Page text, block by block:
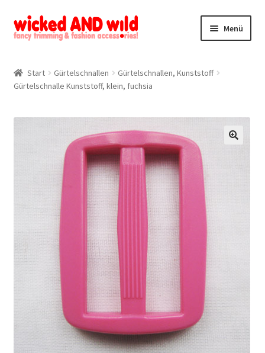
Zur
Navigation
Zum
Inhalt
Menü
Kategorien
Mein Konto
Start Gürtelschnallen
Gürtelschnallen, Kunststoff
Gürtelschnalle Kunststoff, klein, fuchsia